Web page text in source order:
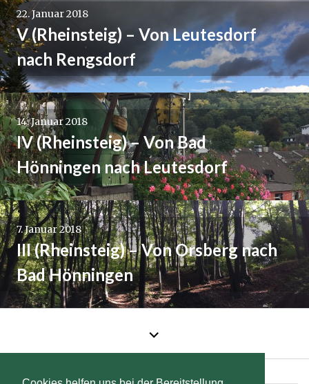
22. Januar 2018
V (Rheinsteig) – Von Leutesdorf
nach Rengsdorf
14. Januar 2018
IV (Rheinsteig) – Von Bad
Hönningen nach Leutesdorf
7. Januar 2018
III (Rheinsteig) – Von Orsberg nach
Bad Hönningen
Beiträge